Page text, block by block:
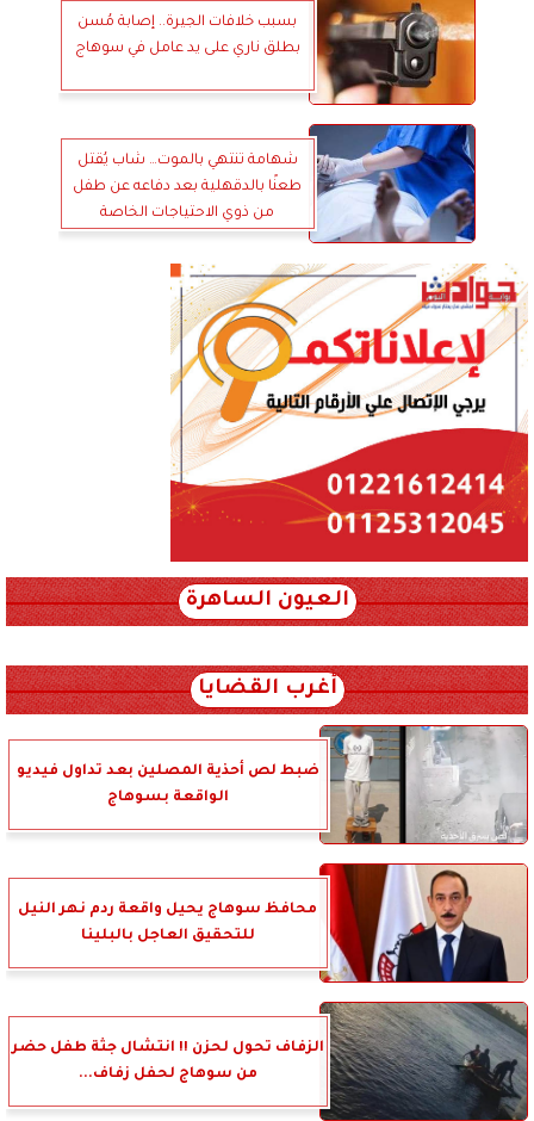
بسبب خلافات الجيرة.. إصابة مُسن
بطلق ناري على يد عامل في سوهاج
شهامة تنتهي بالموت… شاب يُقتل
طعنًا بالدقهلية بعد دفاعه عن طفل
من ذوي الاحتياجات الخاصة
العيون الساهرة
أغرب القضايا
ضبط لص أحذية المصلين بعد تداول فيديو
الواقعة بسوهاج
محافظ سوهاج يحيل واقعة ردم نهر النيل
للتحقيق العاجل بالبلينا
الزفاف تحول لحزن !! انتشال جثة طفل حضر
من سوهاج لحفل زفاف...